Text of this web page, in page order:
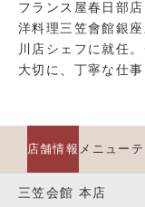
フランス屋春日部
洋料理三笠會館銀
川店シェフに就任
大切に、丁寧な仕
店舗情報 メニュー
三笠会館 本店